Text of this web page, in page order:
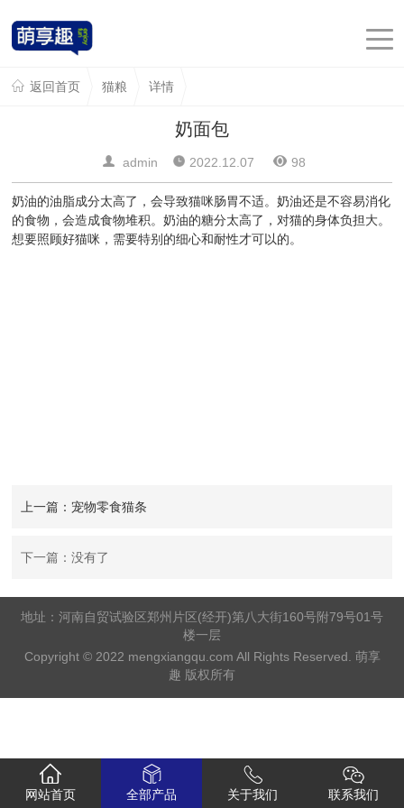
返回首页 猫粮 详情
奶面包
admin 2022.12.07 98
奶油的油脂成分太高了，会导致猫咪肠胃不适。奶油还是不容易消化
的食物，会造成食物堆积。奶油的糖分太高了，对猫的身体负担大。
想要照顾好猫咪，需要特别的细心和耐性才可以的。
上一篇：宠物零食猫条
下一篇：没有了
地址：河南自贸试验区郑州片区(经开)第八大街160号附79号01号
楼一层
Copyright © 2022 mengxiangqu.com All Rights Reserved. 萌享
趣 版权所有
网站首页 全部产品 关于我们 联系我们